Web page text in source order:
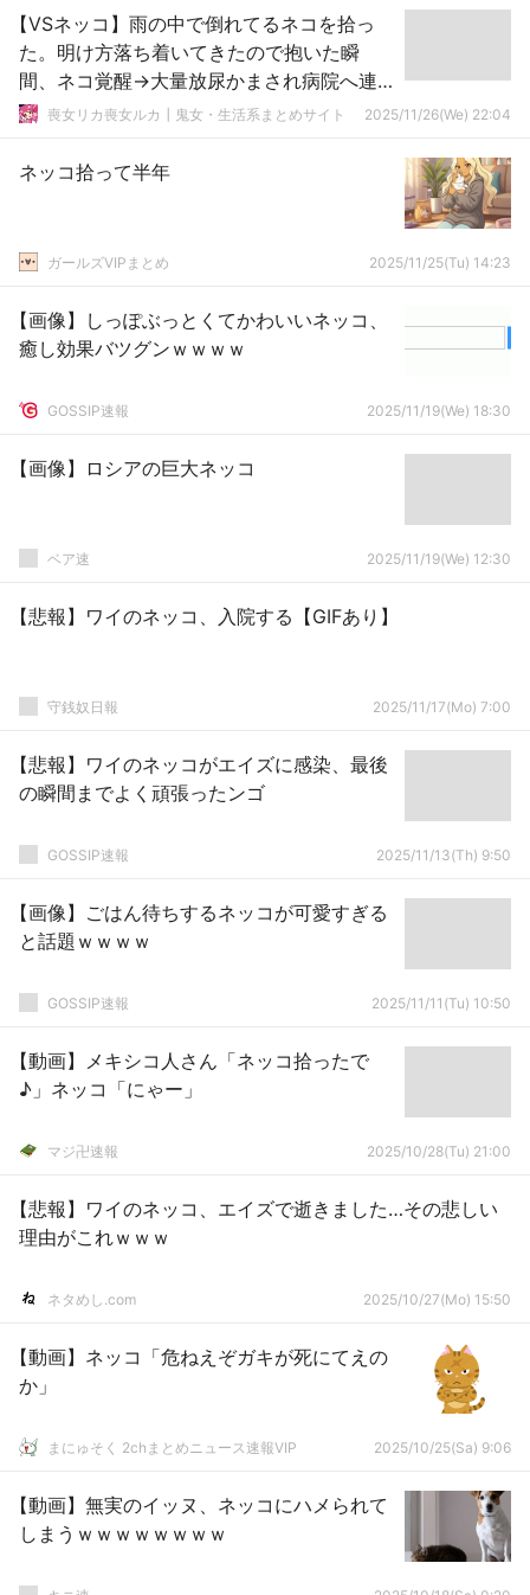
【VSネッコ】雨の中で倒れてるネコを拾っ
た。明け方落ち着いてきたので抱いた瞬
間、ネコ覚醒→大量放尿かまされ病院へ連
れていく為ボディプレスで抑え込み…
喪女リカ喪女ルカ┃鬼女・生活系まとめサイト 2025/11/26(We) 22:04
ネッコ拾って半年
ガールズVIPまとめ 2025/11/25(Tu) 14:23
【画像】しっぽぶっとくてかわいいネッコ、
癒し効果バツグンｗｗｗｗ
GOSSIP速報 2025/11/19(We) 18:30
【画像】ロシアの巨大ネッコ
ベア速 2025/11/19(We) 12:30
【悲報】ワイのネッコ、入院する【GIFあり】
守銭奴日報 2025/11/17(Mo) 7:00
【悲報】ワイのネッコがエイズに感染、最後
の瞬間までよく頑張ったンゴ
GOSSIP速報 2025/11/13(Th) 9:50
【画像】ごはん待ちするネッコが可愛すぎる
と話題ｗｗｗｗ
GOSSIP速報 2025/11/11(Tu) 10:50
【動画】メキシコ人さん「ネッコ拾ったで
♪」ネッコ「にゃー」
マジ卍速報 2025/10/28(Tu) 21:00
【悲報】ワイのネッコ、エイズで逝きました…その悲しい
理由がこれｗｗｗ
ネタめし.com 2025/10/27(Mo) 15:50
【動画】ネッコ「危ねえぞガキが死にてえの
か」
まにゅそく 2chまとめニュース速報VIP 2025/10/25(Sa) 9:06
【動画】無実のイッヌ、ネッコにハメられて
しまうｗｗｗｗｗｗｗｗ